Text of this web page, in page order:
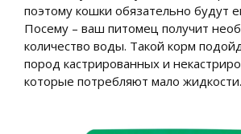
поэтому кошки обязательно будут
Посему – ваш питомец получит
количество воды. Такой корм
пород кастрированных и
которые потребляют мало жидкости.